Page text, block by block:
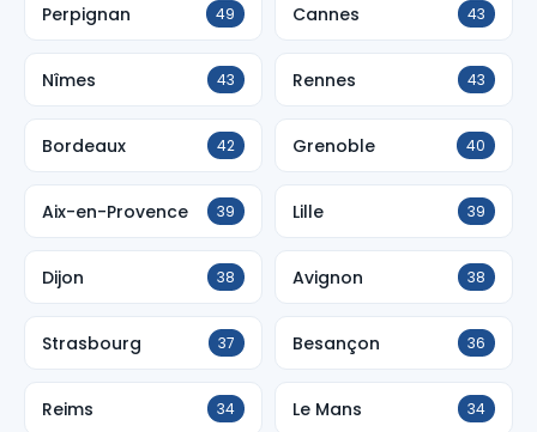
Perpignan 49 Cannes 43
Nîmes 43 Rennes 43
Bordeaux 42 Grenoble 40
Aix-en-Provence 39 Lille 39
Dijon 38 Avignon 38
Strasbourg 37 Besançon 36
Reims 34 Le Mans 34